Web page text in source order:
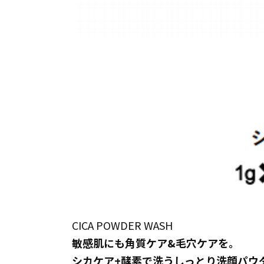
CICA POWDER WASH
敏感肌にも角質ケア&毛穴ケアを。
シカケア+酵素で洗うしっとり洗顔パウ